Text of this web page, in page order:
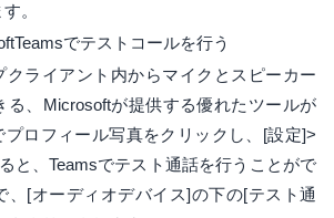
。
でテストコールを行う
クライアント内からマイクとスピーカー
る、Microsoftが提供する優れたツールが
プロフィール写真をクリックし、[設定]>
と、Teamsでテスト通話を行うことがで
、[オーディオデバイス]の下の[テスト通